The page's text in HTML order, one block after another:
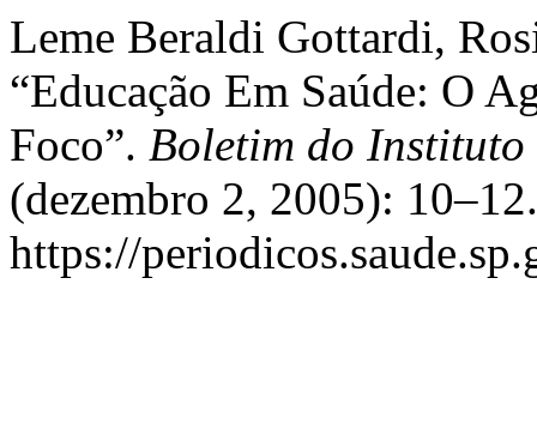
Leme Beraldi Gottardi,
“Educação Em Saúde: O
Foco”. Boletim do Instituto
(dezembro 2, 2005):
https://